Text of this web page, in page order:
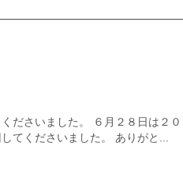
ださいました。 ６月２８日は２
てくださいました。 ありがと...